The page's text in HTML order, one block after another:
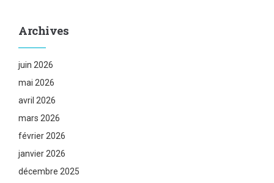
Archives
juin 2026
mai 2026
avril 2026
mars 2026
février 2026
janvier 2026
décembre 2025